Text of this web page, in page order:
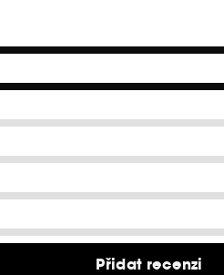
Přidat recenzi